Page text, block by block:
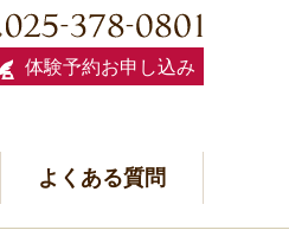
体験予約お申し込み
よくある質問